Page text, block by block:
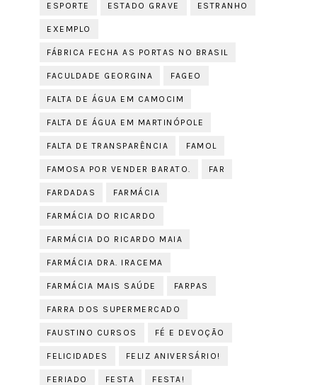
ESPORTE ESTADO GRAVE ESTRANHO
EXEMPLO
FÁBRICA FECHA AS PORTAS NO BRASIL
FACULDADE GEORGINA FAGEO
FALTA DE ÁGUA EM CAMOCIM
FALTA DE ÁGUA EM MARTINÓPOLE
FALTA DE TRANSPARÊNCIA FAMOL
FAMOSA POR VENDER BARATO. FAR
FARDADAS FARMÁCIA
FARMÁCIA DO RICARDO
FARMÁCIA DO RICARDO MAIA
FARMÁCIA DRA. IRACEMA
FARMÁCIA MAIS SAÚDE FARPAS
FARRA DOS SUPERMERCADO
FAUSTINO CURSOS FÉ E DEVOÇÃO
FELICIDADES FELIZ ANIVERSÁRIO!
FERIADO FESTA FESTA!